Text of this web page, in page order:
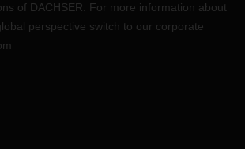
of DACHSER. For more information about
perspective switch to our corporate